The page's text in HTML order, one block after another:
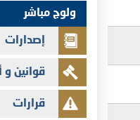
على المنشور النهائي
المجموعة
29/07/2026
وفابايل - التحيين
سندات شركات التمويل
29/07/2026
ولوج مباشر
إصدارات
قوانين و
قرارات